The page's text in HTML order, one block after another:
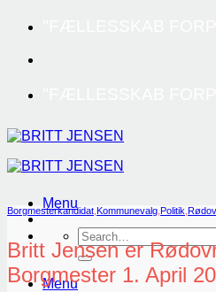
Fortsæt
indhold
Menu
Menu
Borgmesterkandidat Kommunevalg Politik
Britt Jensen er
Borgmester 1. April